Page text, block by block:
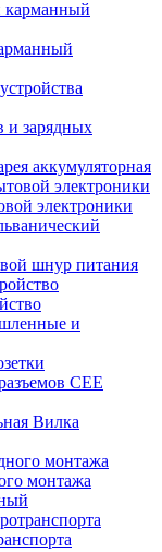
и зарядных
аккумуляторная
электроники
шнур питания
и
CEE
Вилка
монтажа